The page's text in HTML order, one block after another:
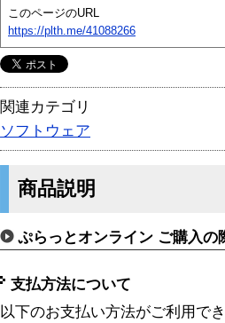
このページのURL
https://plth.me/41088266
関連カテゴリ
ソフトウェア
商品説明
ぷらっとオンライン ご購入の
支払方法について
以下のお支払い方法がご利用で